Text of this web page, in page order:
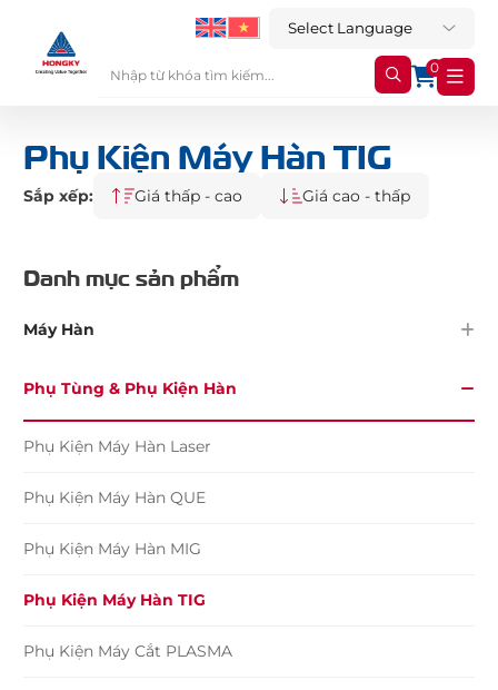
0
Phụ Kiện Máy Hàn TIG
Sắp xếp: Giá thấp - cao Giá cao - thấp
Danh mục sản phẩm
Máy Hàn
Phụ Tùng & Phụ Kiện Hàn
Phụ Kiện Máy Hàn Laser
Phụ Kiện Máy Hàn QUE
Phụ Kiện Máy Hàn MIG
Phụ Kiện Máy Hàn TIG
Phụ Kiện Máy Cắt PLASMA